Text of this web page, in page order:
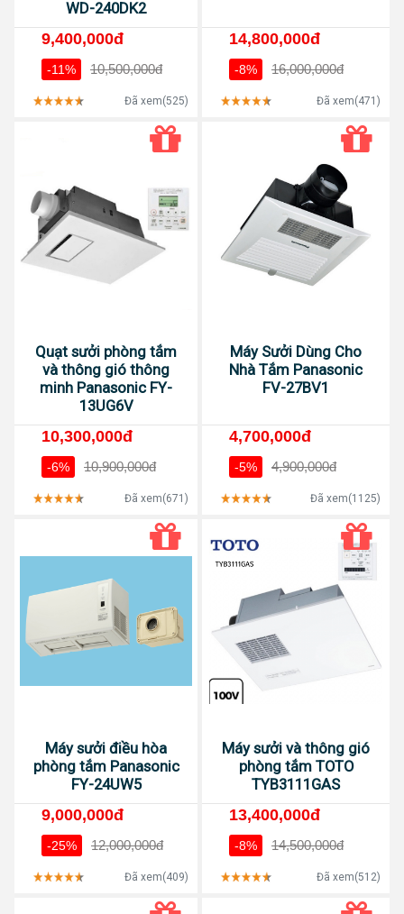
WD-240DK2
9,400,000đ
-11% 10,500,000đ
Đã xem(525)
14,800,000đ
-8% 16,000,000đ
Đã xem(471)
Quạt sưởi phòng tắm
và thông gió thông
minh Panasonic FY-
13UG6V
10,300,000đ
-6% 10,900,000đ
Đã xem(671)
Máy Sưởi Dùng Cho
Nhà Tắm Panasonic
FV-27BV1
4,700,000đ
-5% 4,900,000đ
Đã xem(1125)
Máy sưởi điều hòa
phòng tắm Panasonic
FY-24UW5
9,000,000đ
-25% 12,000,000đ
Đã xem(409)
Máy sưởi và thông gió
phòng tắm TOTO
TYB3111GAS
13,400,000đ
-8% 14,500,000đ
Đã xem(512)